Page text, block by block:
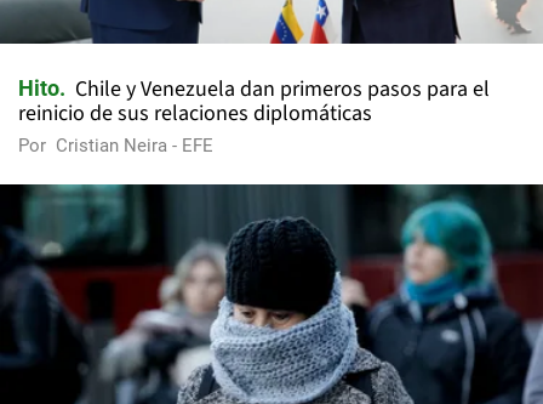
Hito
Chile y Venezuela dan primeros pasos para el
reinicio de sus relaciones diplomáticas
Por Cristian Neira - EFE